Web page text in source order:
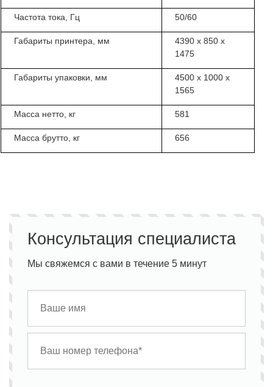
Частота тока, Гц 50/60
Габариты принтера, мм 4390 х850 х
1475
Габариты упаковки, мм 4500 х 1000 х
1565
Масса нетто, кг 581
Масса брутто, кг 656
Консультация специалиста
Мы свяжемся с вами в течение 5 минут